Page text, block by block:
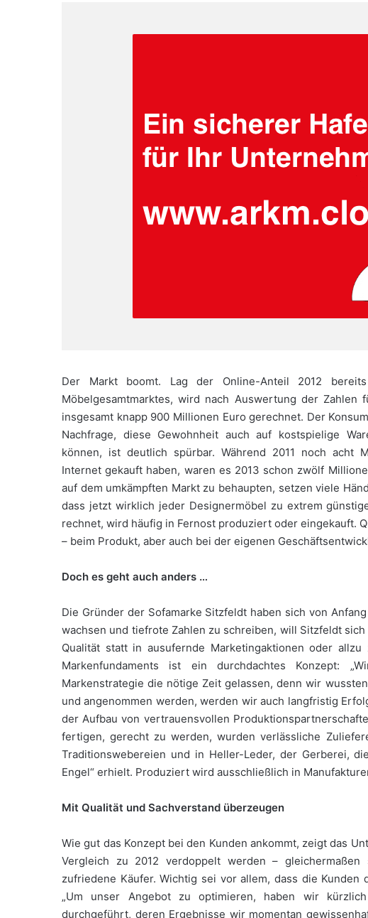
Der Markt boomt. Lag der Online-Anteil 2012
Möbelgesamtmarktes, wird nach Auswertung der
insgesamt knapp 900 Millionen Euro gerechnet. Der
Nachfrage, diese Gewohnheit auch auf kostspielige
können, ist deutlich spürbar. Während 2011 noch acht
Internet gekauft haben, waren es 2013 schon zwölf
auf dem umkämpften Markt zu behaupten, setzen viele
dass jetzt wirklich jeder Designermöbel zu extrem
rechnet, wird häufig in Fernost produziert oder eingekauft.
– beim Produkt, aber auch bei der eigenen
Doch es geht auch anders …
Die Gründer der Sofamarke Sitzfeldt haben sich von
wachsen und tiefrote Zahlen zu schreiben, will Sitzfeldt
Qualität statt in ausufernde Marketingaktionen oder
Markenfundaments ist ein durchdachtes Konzept:
Markenstrategie die nötige Zeit gelassen, denn wir
und angenommen werden, werden wir auch langfristig
der Aufbau von vertrauensvollen
fertigen, gerecht zu werden, wurden verlässliche
Traditionswebereien und in Heller-Leder, der Gerberei,
Engel“ erhielt. Produziert wird ausschließlich in
Mit Qualität und Sachverstand überzeugen
Wie gut das Konzept bei den Kunden ankommt, zeigt das
Vergleich zu 2012 verdoppelt werden –
zufriedene Käufer. Wichtig sei vor allem, dass die
„Um unser Angebot zu optimieren, haben wir
durchgeführt, deren Ergebnisse wir momentan